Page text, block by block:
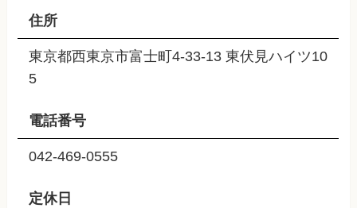
住所
東京都西東京市富士町4-33-13 東伏見ハイツ10
5
電話番号
042-469-0555
定休日